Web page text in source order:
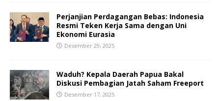
Perjanjian Perdagangan Bebas: Indonesia
Resmi Teken Kerja Sama dengan Uni
Ekonomi Eurasia
Desember 29, 2025
Waduh? Kepala Daerah Papua Bakal
Diskusi Pembagian Jatah Saham Freeport
Desember 17, 2025